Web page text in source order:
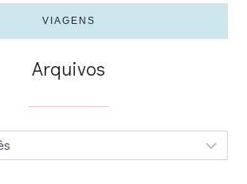
VIAGENS
Arquivos